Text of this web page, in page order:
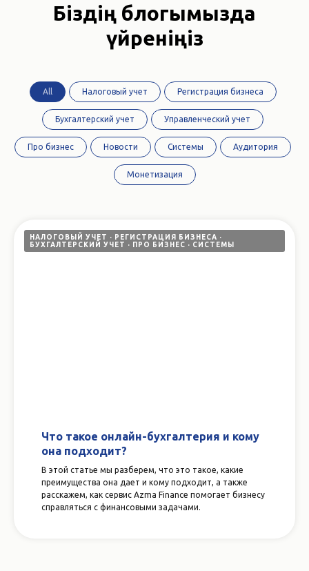
Біздің блогымызда
үйреніңіз
All Налоговый учет Регистрация бизнеса
Бухгалтерский учет Управленческий учет
Про бизнес Новости Системы Аудитория
Монетизация
НАЛОГОВЫЙ УЧЕТ
РЕГИСТРАЦИЯ БИЗНЕСА
БУХГАЛТЕРСКИЙ УЧЕТ
ПРО БИЗНЕС СИСТЕМЫ
Что такое онлайн-бухгалтерия и кому
она подходит?
В этой статье мы разберем, что это такое, какие
преимущества она дает и кому подходит, а также
расскажем, как сервис Azma Finance помогает бизнесу
справляться с финансовыми задачами.